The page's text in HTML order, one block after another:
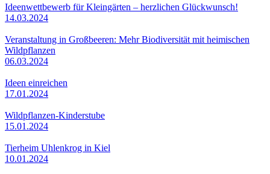
Ideenwettbewerb für Kleingärten – herzlichen Glückwunsch!
14.03.2024
Veranstaltung in Großbeeren: Mehr Biodiversität mit heimischen
Wildpflanzen
06.03.2024
Ideen einreichen
17.01.2024
Wildpflanzen-Kinderstube
15.01.2024
Tierheim Uhlenkrog in Kiel
10.01.2024